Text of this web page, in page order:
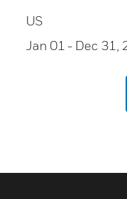
US
Jan 01 - Dec 31,